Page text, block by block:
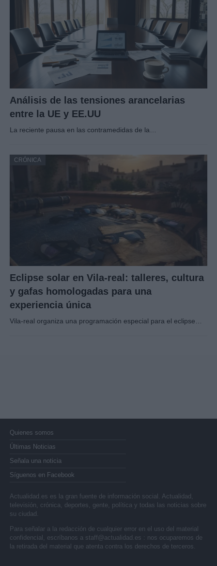
Análisis de las tensiones arancelarias
entre la UE y EE.UU
La reciente pausa en las contramedidas de la…
CRÓNICA
Eclipse solar en Vila-real: talleres, cultura
y gafas homologadas para una
experiencia única
Vila-real organiza una programación especial para el eclipse…
Quienes somos
Últimas Noticias
Señala una noticia
Síguenos en Facebook
Actualidad.es es la gran fuente de información social. Actualidad,
televisión, crónica, deportes, gente, política y todas las noticias sobre
su ciudad.
Para señalar a la redacción de cualquier error en el uso del material
confidencial, escríbanos a staff@actualidad.es : nos ocuparemos de
la retirada del material que atenta contra los derechos de terceros.